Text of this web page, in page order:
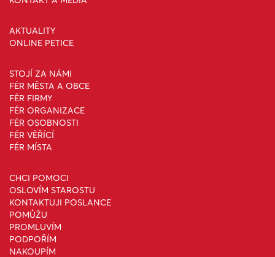
AKTUALITY
ONLINE PETICE
STOJÍ ZA NÁMI
FÉR MĚSTA A OBCE
FÉR FIRMY
FÉR ORGANIZACE
FÉR OSOBNOSTI
FÉR VĚŘÍCÍ
FÉR MÍSTA
CHCI POMOCI
OSLOVÍM STAROSTU
KONTAKTUJI POSLANCE
POMŮŽU
PROMLUVÍM
PODPOŘÍM
NAKOUPÍM